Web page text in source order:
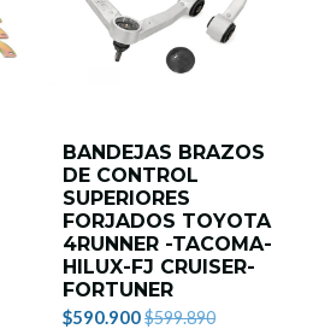
BANDEJAS BRAZOS
DE CONTROL
SUPERIORES
FORJADOS TOYOTA
4RUNNER -TACOMA-
HILUX-FJ CRUISER-
FORTUNER
$590.900$599.890